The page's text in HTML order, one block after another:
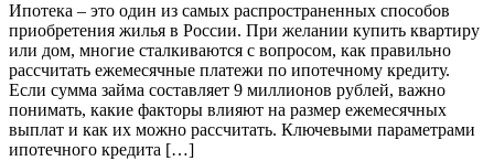
Ипотека – это один из самых распространенных способов
приобретения жилья в России. При желании купить квартиру
или дом, многие сталкиваются с вопросом, как правильно
рассчитать ежемесячные платежи по ипотечному кредиту.
Если сумма займа составляет 9 миллионов рублей, важно
понимать, какие факторы влияют на размер ежемесячных
выплат и как их можно рассчитать. Ключевыми параметрами
ипотечного кредита […]